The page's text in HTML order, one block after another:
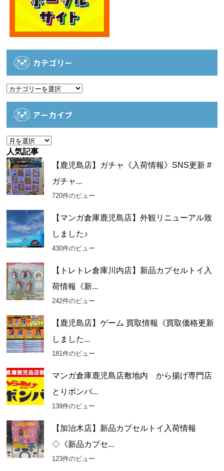
カテゴリー
カ
アーカイブ
ア
ー
カ
イ
ブ
人気記事
【鹿児島店】ガチャ《入荷情報》SNS更新 #
ガチャ...
720件のビュー
【マンガ倉庫鹿児島店】外観リニューアル致
しました♪
430件のビュー
【トレトレ倉庫川内店】新品カプセルトイ入
荷情報《新...
242件のビュー
【鹿児島店】ゲーム 買取情報《買取価格更新
しました...
181件のビュー
マンガ倉庫鹿児島店敷地内 から揚げ専門店
とりボンバ...
139件のビュー
【加治木店】新品カプセルトイ入荷情報
◇《新品カプセ...
123件のビュー